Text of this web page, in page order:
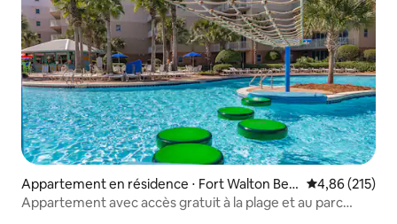
Appartement en résidence ⋅ Fort Walton Bea
ch
Évaluation
4,86 (215)
Appartement avec accès gratuit à la plage et au parc